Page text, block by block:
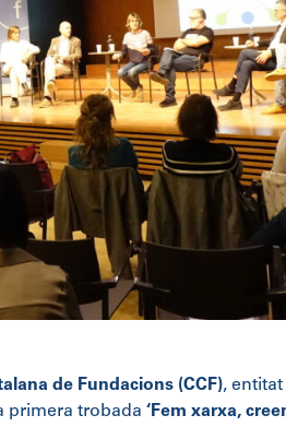
de Fundacions (CCF),
primera trobada ‘Fem xarxa,